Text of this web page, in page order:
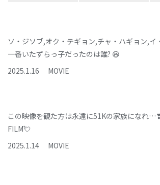
ソ・ジソブ,オク・テギョン,チャ・ハギョン,イ
一番いたずらっ子だったのは誰? 😆
2025.1.16 MOVIE
この映像を観た方は永遠に51Kの家族になれ
FILM💘
2025.1.14 MOVIE